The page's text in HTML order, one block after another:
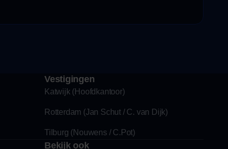
Vestigingen
Katwijk (Hoofdkantoor)
Rotterdam (Jan Schut / C. van Dijk)
Tilburg (Nouwens / C.Pot)
Bekijk ook